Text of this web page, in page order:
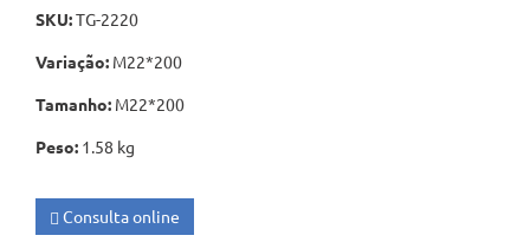
SKU:TG-2220
Variação: M22*200
Tamanho: M22*200
Peso: 1.58 kg
Consulta online